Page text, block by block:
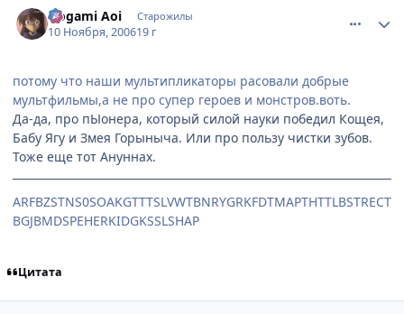
Nogami Aoi Старожилы
10 Ноября, 200619 г
потому что наши мультипликаторы расовали добрые
мультфильмы,а не про супер героев и монстров.воть.
Да-да, про пЫонера, который силой науки победил Кощея,
Бабу Ягу и Змея Горыныча. Или про пользу чистки зубов.
Тоже еще тот Ануннах.
ARFBZSTNS0SOAKGTTTSLVWTBNRYGRKFDTMAPTHTTLBSTRECT
BGJBMDSPEHERKIDGKSSLSHAP
Цитата